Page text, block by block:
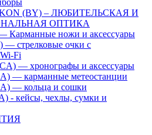
(BY) – ЛЮБИТЕЛЬСКАЯ И
ОПТИКА
Карманные ножи и аксессуары
стрелковые очки с
Fi
— хронографы и аксессуары
— карманные метеостанции
— кольца и сошки
- кейсы, чехлы, сумки и